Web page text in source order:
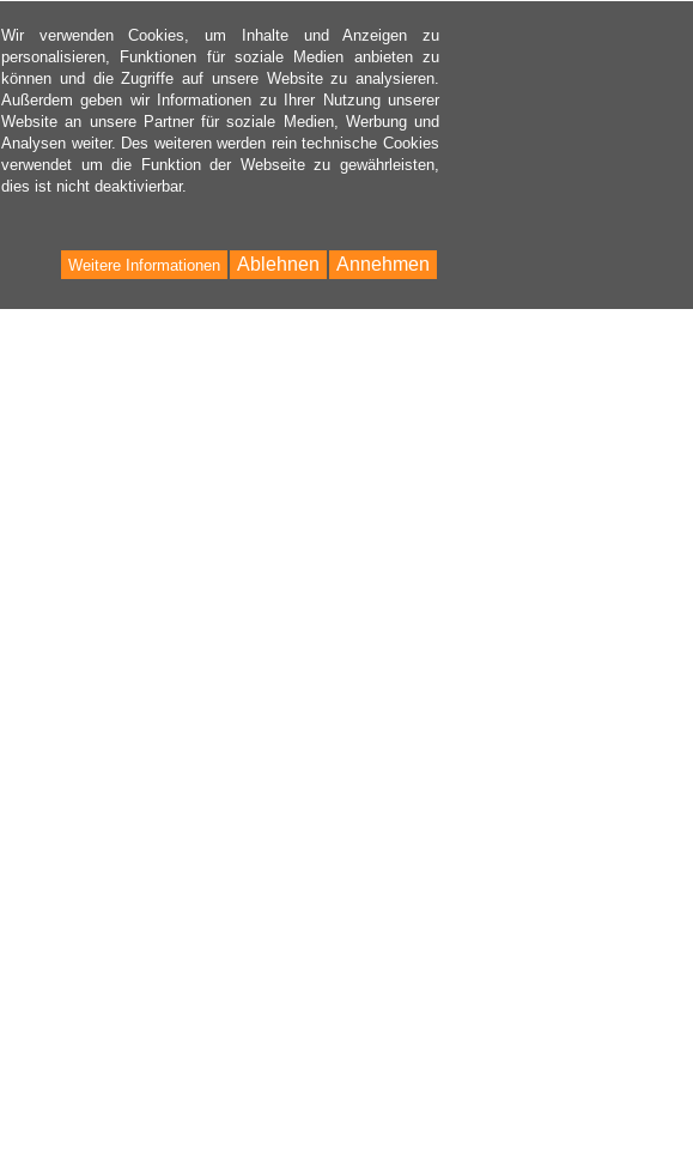
Wir verwenden Cookies, um Inhalte und Anzeigen zu
personalisieren, Funktionen für soziale Medien anbieten zu
können und die Zugriffe auf unsere Website zu analysieren.
Außerdem geben wir Informationen zu Ihrer Nutzung unserer
Website an unsere Partner für soziale Medien, Werbung und
Analysen weiter. Des weiteren werden rein technische Cookies
verwendet um die Funktion der Webseite zu gewährleisten,
dies ist nicht deaktivierbar.
Annehmen
Ablehnen
Weitere Informationen